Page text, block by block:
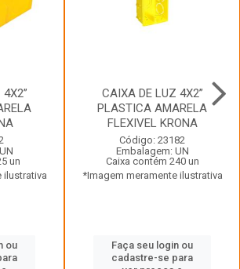
un
ilustrativa
ou
CAIXA DE LUZ 4X2”
PLASTICA AMARELA
FLEXIVEL KRONA
Código: 23182
Embalagem: UN
Caixa contém 240 un
*Imagem meramente ilustrativa
Faça seu login ou
cadastre-se para